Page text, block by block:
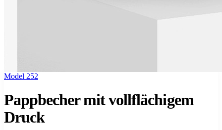
Model 252
Pappbecher mit vollflächigem
Druck